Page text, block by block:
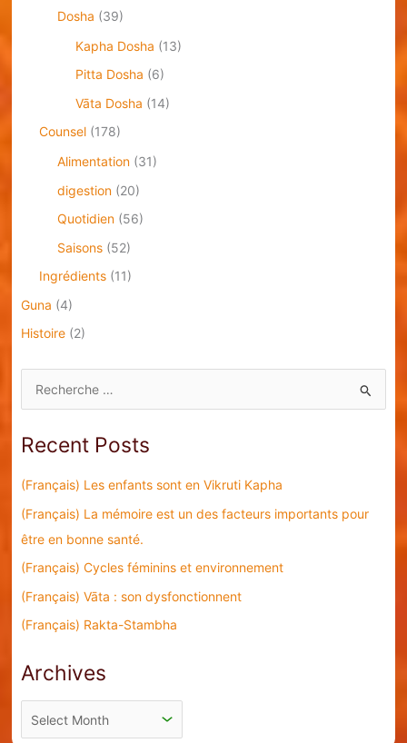
Dosha (39)
Kapha Dosha (13)
Pitta Dosha (6)
Vāta Dosha (14)
Counsel(178)
Alimentation(31)
digestion(20)
Quotidien(56)
Saisons(52)
Ingrédients(11)
Guna (4)
Histoire(2)
e
r
c
h
f
o
Recent Posts
(Français) Les enfants sont en Vikruti Kapha
(Français) La mémoire est un des facteurs importants pour
être en bonne santé.
(Français) Cycles féminins et environnement
(Français) Vāta : son dysfonctionnent
(Français) Rakta-Stambha
Archives
r